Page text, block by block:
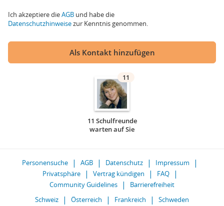
Ich akzeptiere dieAGB und habe die
Datenschutzhinweisezur Kenntnis genommen.
Als Kontakt hinzufügen
11
11 Schulfreunde
warten auf Sie
Personensuche AGB Datenschutz
Impressum
Privatsphäre
Vertrag kündigen
FAQ
Community Guidelines
Barrierefreiheit
Schweiz
Österreich Frankreich Schweden